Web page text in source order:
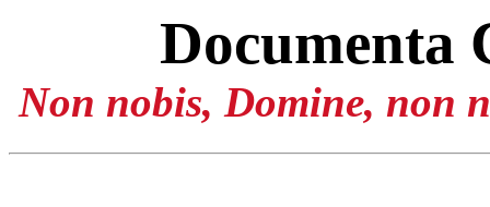
Documenta
Non nobis, Domine, non